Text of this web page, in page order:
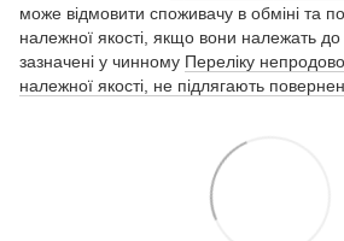
може відмовити споживачу в обміні та
належної якості, якщо вони належать до
зазначені у чинному Переліку
належної якості, не підлягають